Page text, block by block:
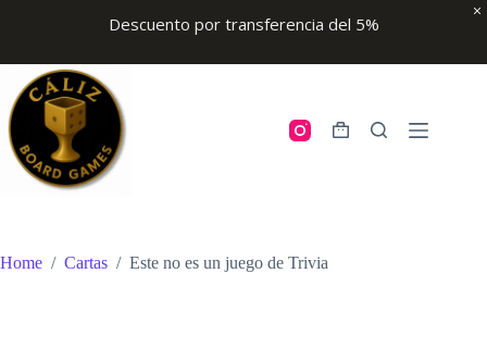
Descuento por transferencia del 5%
content
Shopping
Home / Cartas / Este no es un juego de Trivia